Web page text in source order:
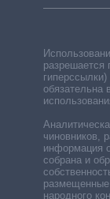
разрешается
обязательна
чиновников,
информация
собрана и
народного